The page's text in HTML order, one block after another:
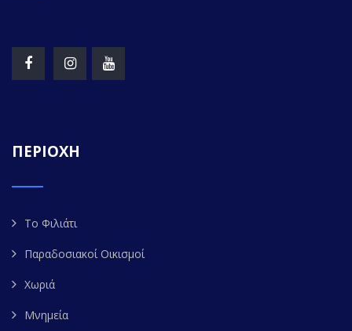
ΠΕΡΙΟΧΗ
Το Φιλιάτι
Παραδοσιακοί Οικισμοί
Χωριά
Μνημεία